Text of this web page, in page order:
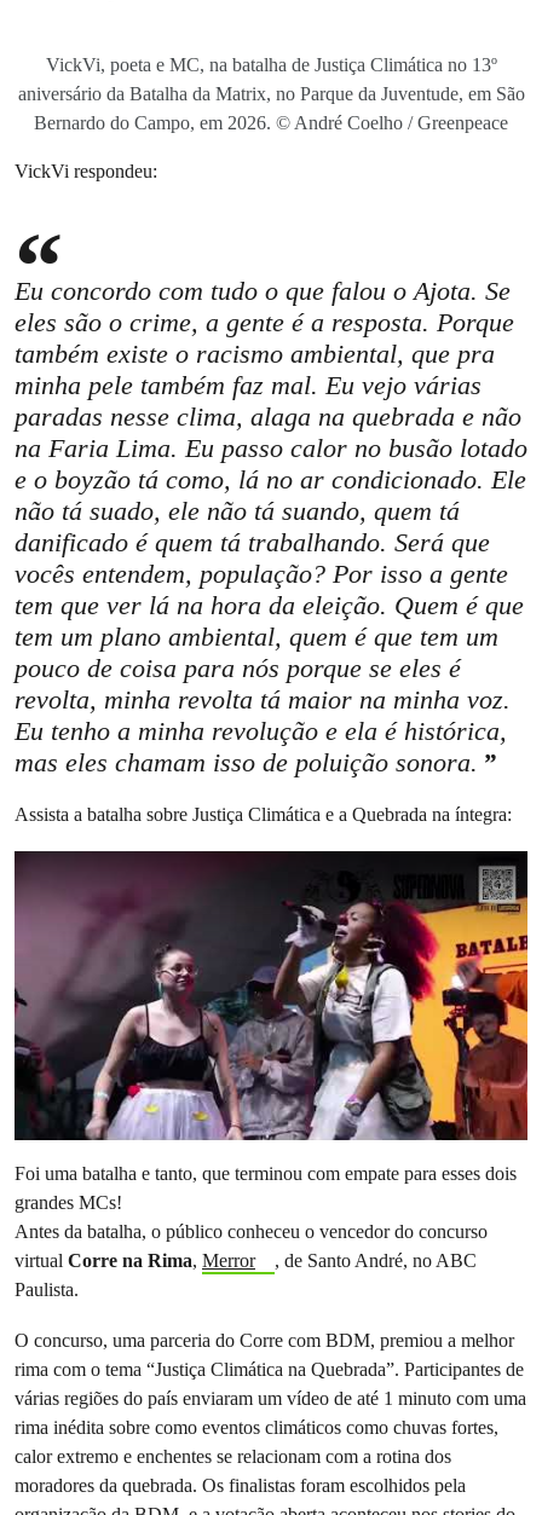
VickVi, poeta e MC, na batalha de Justiça Climática no 13º
aniversário da Batalha da Matrix, no Parque da Juventude, em São
Bernardo do Campo, em 2026. © André Coelho / Greenpeace
VickVi respondeu:
Eu concordo com tudo o que falou o Ajota. Se
eles são o crime, a gente é a resposta. Porque
também existe o racismo ambiental, que pra
minha pele também faz mal. Eu vejo várias
paradas nesse clima, alaga na quebrada e não
na Faria Lima. Eu passo calor no busão lotado
e o boyzão tá como, lá no ar condicionado. Ele
não tá suado, ele não tá suando, quem tá
danificado é quem tá trabalhando. Será que
vocês entendem, população? Por isso a gente
tem que ver lá na hora da eleição. Quem é que
tem um plano ambiental, quem é que tem um
pouco de coisa para nós porque se eles é
revolta, minha revolta tá maior na minha voz.
Eu tenho a minha revolução e ela é histórica,
mas eles chamam isso de poluição sonora.
Assista a batalha sobre Justiça Climática e a Quebrada na íntegra:
Foi uma batalha e tanto, que terminou com empate para esses dois
grandes MCs!
Antes da batalha, o público conheceu o vencedor do concurso
virtual Corre na Rima, Merror
, de Santo André, no ABC
Paulista.
O concurso, uma parceria do Corre com BDM, premiou a melhor
rima com o tema “Justiça Climática na Quebrada”. Participantes de
várias regiões do país enviaram um vídeo de até 1 minuto com uma
rima inédita sobre como eventos climáticos como chuvas fortes,
calor extremo e enchentes se relacionam com a rotina dos
moradores da quebrada. Os finalistas foram escolhidos pela